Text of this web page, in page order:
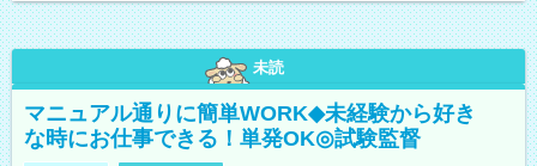
未読
マニュアル通りに簡単WORK◆未経験から好き
な時にお仕事できる！単発OK◎試験監督